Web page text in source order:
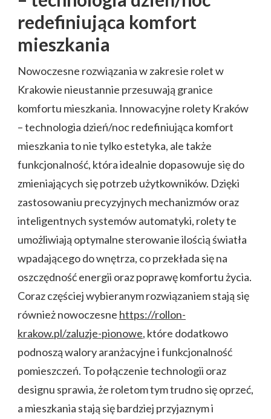
redefiniująca komfort
mieszkania
Nowoczesne rozwiązania w zakresie rolet w
Krakowie nieustannie przesuwają granice
komfortu mieszkania. Innowacyjne rolety Kraków
– technologia dzień/noc redefiniująca komfort
mieszkania to nie tylko estetyka, ale także
funkcjonalność, która idealnie dopasowuje się do
zmieniających się potrzeb użytkowników. Dzięki
zastosowaniu precyzyjnych mechanizmów oraz
inteligentnych systemów automatyki, rolety te
umożliwiają optymalne sterowanie ilością światła
wpadającego do wnętrza, co przekłada się na
oszczędność energii oraz poprawę komfortu życia.
Coraz częściej wybieranym rozwiązaniem stają się
również nowoczesne https://rollon-
krakow.pl/zaluzje-pionowe, które dodatkowo
podnoszą walory aranżacyjne i funkcjonalność
pomieszczeń. To połączenie technologii oraz
designu sprawia, że roletom tym trudno się oprzeć,
a mieszkania stają się bardziej przyjaznym i